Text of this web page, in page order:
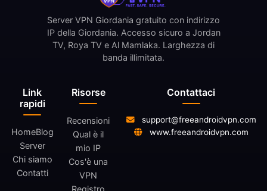
Link
rapidi
HomeBlog
Server
Chi siamo
Contatti
Risorse
Recensioni
Qual è il
mio IP
Cos'è una
VPN
Server VPN Giordania gratuito con indirizzo
IP della Giordania. Accesso sicuro a Jordan
TV, Roya TV e Al Mamlaka. Larghezza di
banda illimitata.
Contattaci
support@freeandroidvpn.com
www.freeandroidvpn.com